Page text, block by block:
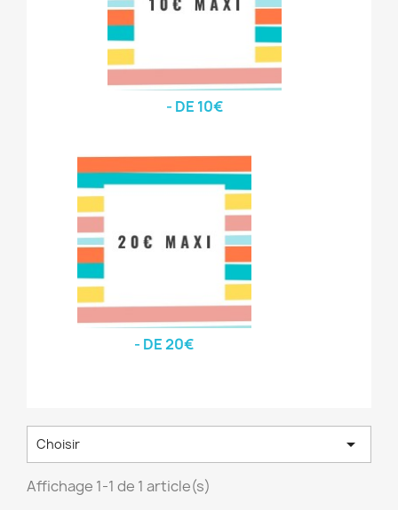
- DE 10€
- DE 20€
Choisir 
Affichage 1-1 de 1 article(s)